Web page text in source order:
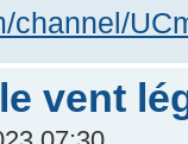
channel/
vent